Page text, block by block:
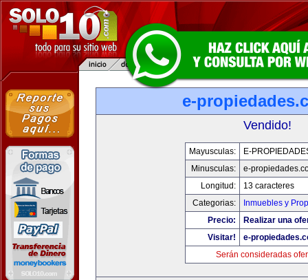
e-
Vendido!
Mayusculas:
E-
Minusculas:
e-
Longitud:
13 caracteres
Categorias:
Inmuebles y
Precio:
Realizar una
Visitar!
e-
Serán consideradas